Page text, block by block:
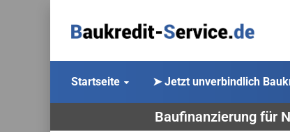
Startseite ➤ Jetzt unverbindlich
Baufinanzierung für